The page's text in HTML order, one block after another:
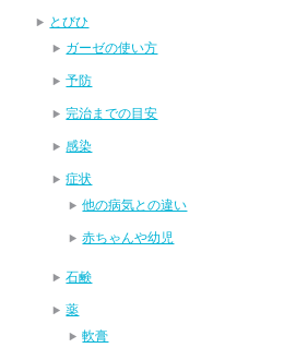
とびひ
ガーゼの使い方
予防
完治までの目安
感染
症状
他の病気との違い
赤ちゃんや幼児
石鹸
薬
軟膏